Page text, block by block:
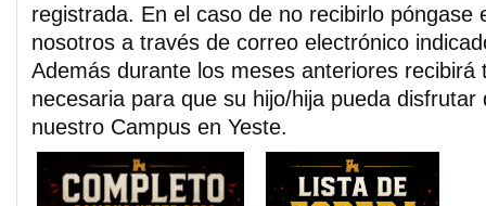
registrada. En el caso de no recibirlo póngase
nosotros a través de correo electrónico
Además durante los meses anteriores recibirá
necesaria para que su hijo/hija pueda disfrutar
nuestro Campus en Yeste.